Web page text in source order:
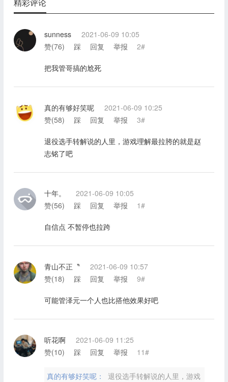
sunness
2021-06-09 10:05
赞(76) 踩 回复 举报 2#
把我管哥搞的尬死
真的有够好笑呢
2021-06-09 10:25
赞(58) 踩 回复 举报 3#
退役选手转解说的人里，游戏理解最拉胯的就是赵
志铭了吧
十年。
2021-06-09 10:05
赞(56) 踩 回复 举报 1#
自信点 不暂停也拉跨
青山不正〝
2021-06-09 10:57
赞(18) 踩 回复 举报 9#
可能管泽元一个人也比搭他效果好吧
听花啊
2021-06-09 11:25
赞(10) 踩 回复 举报 11#
真的有够好笑呢：
退役选手转解说的人里，游戏